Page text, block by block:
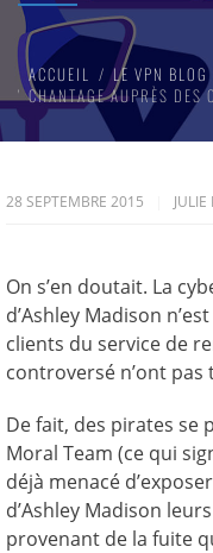
ACCUEIL
LE VPN BLOG
CHANTAGE AUPRÈS DES
28 SEPTEMBRE 2015 JULIE
On s’en doutait. La
d’Ashley Madison
clients du service de
controversé n’ont
De fait, des pirates se
Moral Team (ce qui
déjà menacé
d’Ashley Madison
provenant de la fuite